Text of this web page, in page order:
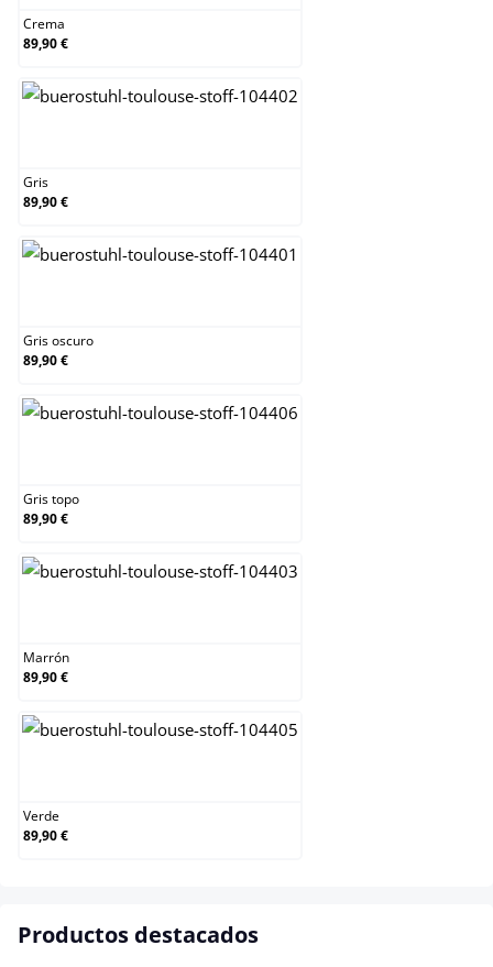
Crema
89,90 €
Gris
89,90 €
Gris oscuro
89,90 €
Gris topo
89,90 €
Marrón
89,90 €
Verde
89,90 €
Productos destacados